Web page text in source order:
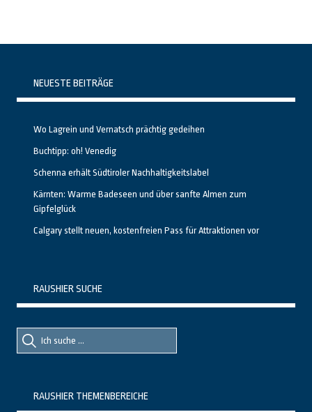
NEUESTE BEITRÄGE
Wo Lagrein und Vernatsch prächtig gedeihen
Buchtipp: oh! Venedig
Schenna erhält Südtiroler Nachhaltigkeitslabel
Kärnten: Warme Badeseen und über sanfte Almen zum
Gipfelglück
Calgary stellt neuen, kostenfreien Pass für Attraktionen vor
RAUSHIER SUCHE
Suche
nach::
Suche
nach:
RAUSHIER THEMENBEREICHE